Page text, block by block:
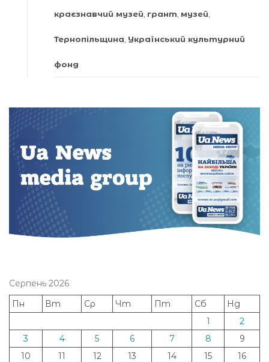
краєзнавчий музей грант музей
Тернопільщина Український культурний
фонд
Серпень 2026
Пн
Вт Ср Чт Пт Сб
Нд
1
2
3
4 5 6 7 8
9
10
11 12 13 14 15
16